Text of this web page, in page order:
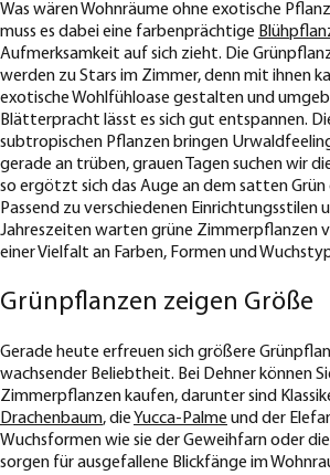
Was wären Wohnräume ohne exotische
muss es dabei eine farbenprächtige
Aufmerksamkeit auf sich zieht. Die
werden zu Stars im Zimmer, denn mit ihnen
exotische Wohlfühloase gestalten und
Blätterpracht lässt es sich gut entspannen.
subtropischen Pflanzen bringen
gerade an trüben, grauen Tagen suchen wir
so ergötzt sich das Auge an dem satten
Passend zu verschiedenen Einrichtungsstilen
Jahreszeiten warten grüne Zimmerpflanzen
einer Vielfalt an Farben, Formen und
Grünpflanzen zeigen Größe
Gerade heute erfreuen sich größere
wachsender Beliebtheit. Bei Dehner können
Zimmerpflanzen kaufen, darunter sind
Drachenbaum, die Yucca-Palme und der
Wuchsformen wie sie der Geweihfarn oder
sorgen für ausgefallene Blickfänge im